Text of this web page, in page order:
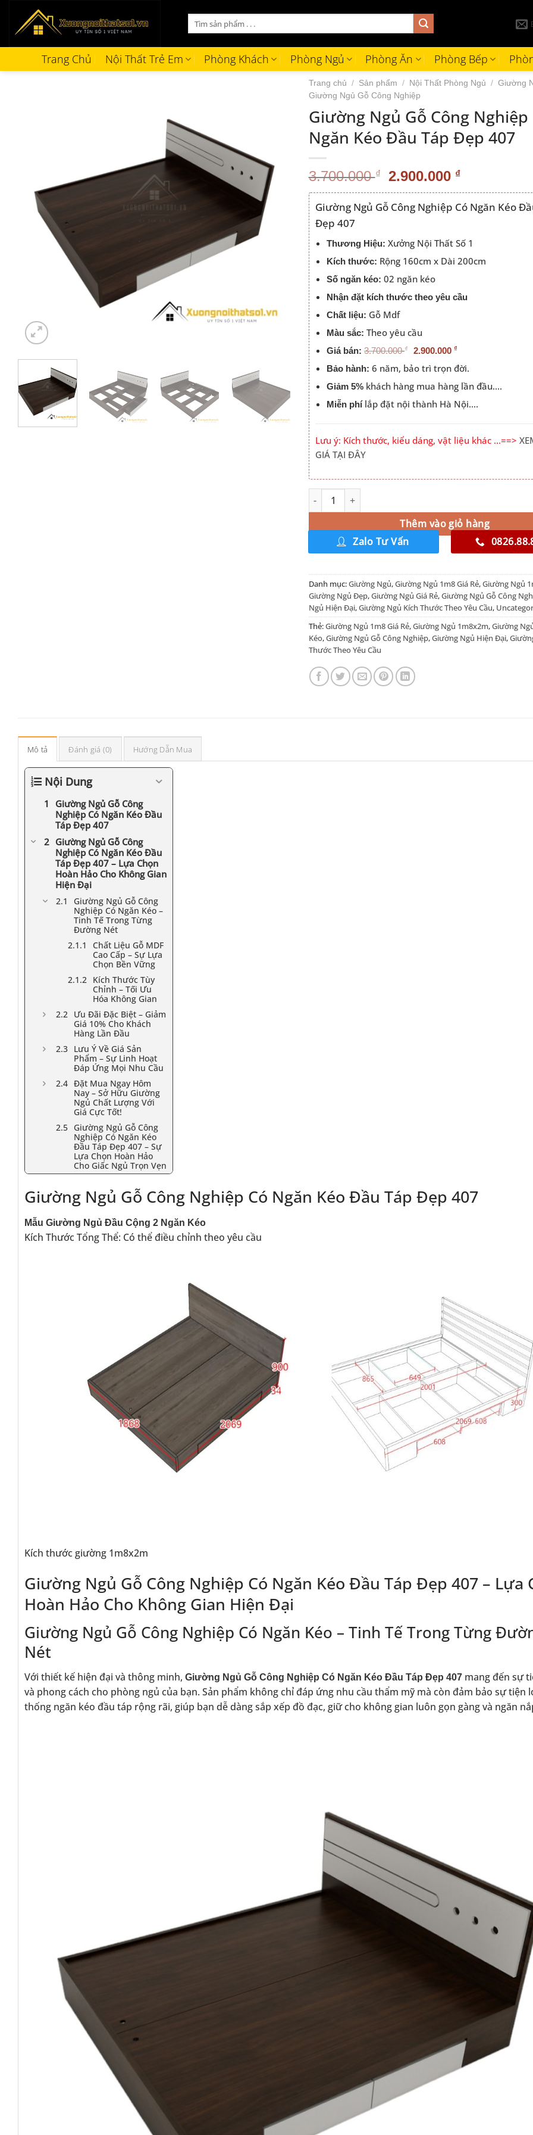
Tìm
kiếm:
Trang Chủ Nội Thất Trẻ Em Phòng Khách Phòng Ngủ Phòng Ăn Phòng Bếp
Trang chủ / Sản phẩm / Nội Thất Phòng Ngủ / Giường
Giường Ngủ Gỗ Công Nghiệp
Giường Ngủ Gỗ Công Nghiệp
Ngăn Kéo Đầu Táp Đẹp 407
3.700.000₫ Giá
gốc
là:
3.700.000 ₫.
2.900.000 ₫Giá
hiện
tại
Giường Ngủ Gỗ Công Nghiệp Có Ngăn Kéo
Đẹp 407
Thương Hiệu: Xưởng Nội Thất Số 1
Kích thước: Rộng 160cm x Dài 200cm
Số ngăn kéo: 02 ngăn kéo
Nhận đặt kích thước theo yêu cầu
Chất liệu: Gỗ Mdf
Màu sắc: Theo yêu cầu
Giá bán: 3.700.000 ₫ 2.900.000 ₫
Bảo hành: 6 năm, bảo trì trọn đời.
Giảm 5% khách hàng mua hàng lần đầu….
Miễn phílắp đặt nội thành Hà Nội….
Lưu ý: Kích thước, kiểu dáng, vật liệu khác …==>
GIÁ TẠI ĐÂY
Giường Ngủ Gỗ Công Nghiệp Có Ngăn Kéo Đầu Táp
Thêm vào giỏ hàng
Alternative:
Zalo Tư Vấn
Danh mục:Giường Ngủ,Giường Ngủ 1m8 Giá Rẻ,Giường Ngủ
Giường Ngủ Đẹp,Giường Ngủ Giá Rẻ,Giường Ngủ Gỗ Công
Ngủ Hiện Đại,Giường Ngủ Kích Thước Theo Yêu Cầu,
Thẻ:Giường Ngủ 1m8 Giá Rẻ,Giường Ngủ 1m8x2m,Giường
Kéo,Giường Ngủ Gỗ Công Nghiệp,Giường Ngủ Hiện Đại,
Thước Theo Yêu Cầu
Mô tả Đánh giá (0) Hướng Dẫn Mua
Nội Dung
Giường Ngủ Gỗ Công
Nghiệp Có Ngăn Kéo Đầu
Táp Đẹp 407
Giường Ngủ Gỗ Công
Nghiệp Có Ngăn Kéo Đầu
Táp Đẹp 407 – Lựa Chọn
Hoàn Hảo Cho Không Gian
Hiện Đại
Giường Ngủ Gỗ Công
Nghiệp Có Ngăn Kéo –
Tinh Tế Trong Từng
Đường Nét
Chất Liệu Gỗ MDF
Cao Cấp – Sự Lựa
Chọn Bền Vững
Kích Thước Tùy
Chỉnh – Tối Ưu
Hóa Không Gian
Ưu Đãi Đặc Biệt – Giảm
Giá 10% Cho Khách
Hàng Lần Đầu
Lưu Ý Về Giá Sản
Phẩm – Sự Linh Hoạt
Đáp Ứng Mọi Nhu Cầu
Đặt Mua Ngay Hôm
Nay – Sở Hữu Giường
Ngủ Chất Lượng Với
Giá Cực Tốt!
Giường Ngủ Gỗ Công
Nghiệp Có Ngăn Kéo
Đầu Táp Đẹp 407 – Sự
Lựa Chọn Hoàn Hảo
Cho Giấc Ngủ Trọn Vẹn
Giường Ngủ Gỗ Công Nghiệp Có Ngăn Kéo Đầu Táp Đẹp 407
Mẫu Giường Ngủ Đầu Cộng 2 Ngăn Kéo
Kích Thước Tổng Thể: Có thể điều chỉnh theo yêu cầu
Kích thước giường 1m8x2m
Giường Ngủ Gỗ Công Nghiệp Có Ngăn Kéo Đầu Táp Đẹp 407 – Lựa
Hoàn Hảo Cho Không Gian Hiện Đại
Giường Ngủ Gỗ Công Nghiệp Có Ngăn Kéo – Tinh Tế Trong Từng
Nét
Với thiết kế hiện đại và thông minh, Giường Ngủ Gỗ Công Nghiệp Có Ngăn Kéo Đầu Táp Đẹp 407 mang đến sự
và phong cách cho phòng ngủ của bạn. Sản phẩm không chỉ đáp ứng nhu cầu thẩm mỹ mà còn đảm bảo sự tiện
thống ngăn kéo đầu táp rộng rãi, giúp bạn dễ dàng sắp xếp đồ đạc, giữ cho không gian luôn gọn gàng và ngăn